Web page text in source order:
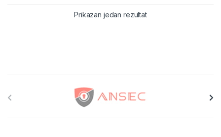
Prikazan jedan rezultat
Brands Carousel